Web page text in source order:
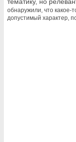
обнаружили, что какое-
допустимый характер,